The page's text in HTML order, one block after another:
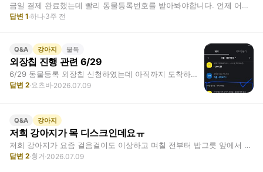
금일 결제 완료했는데 빨리 동물등록번호를 받아봐야합니다. 언제 어디서 조회할 수 있나요?
답변 1 하나 3주 전
Q&A 강아지 불독
외장칩 진행 관련 6/29
6/29 동물등록 외장칩 신청하였는데 아직까지 도착하지 않았습니다. 강아지 신청관련 …
답변 2 요츠바 2026.07.09
Q&A 강아지
저희 강아지가 목 디스크인데요ㅠ
저희 강아지가 요즘 걸음걸이도 이상하고 며칠 전부터 밥그릇 앞에서 머뭇거리는 게 보이…
답변 2 힁거 2026.07.09